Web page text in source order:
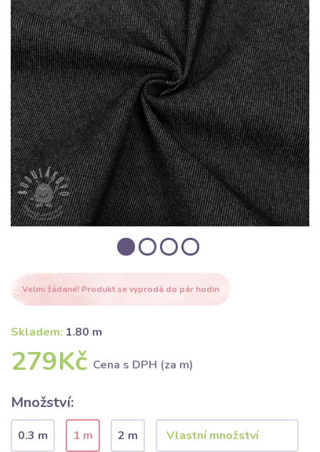
Velmi žádané! Produkt se vyprodá do pár hodin
Skladem: 1.80 m
279Kč Cena s DPH (za m)
Množství:
0.3 m 1 m
2 m